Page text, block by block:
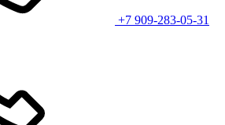
+7 909-283-05-31